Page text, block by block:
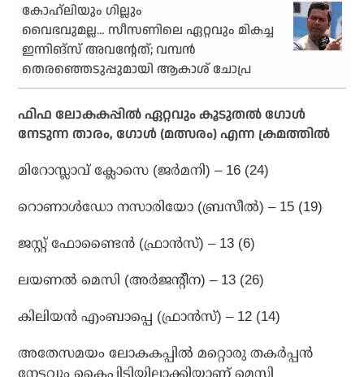
കോഹ്‌ലിയും ഗില്ലും
വൈഭവുമല്ല… സീസണിലെ ഏറ്റവും മികച്ച
ഇന്നിങ്‌സ് അവന്റേത്; വമ്പന്‍
തെരഞ്ഞെടുപ്പുമായി ആകാശ് ചോപ്ര
ഫിഫ ലോകകപ്പില്‍ ഏറ്റവും കൂടുതല്‍ ഗോള്‍
നേടുന്ന താരം, ഗോള്‍ (മത്സരം) എന്ന ക്രമത്തില്‍
മിറോസ്ലാവ് ക്ലോസെ (ജര്‍മനി) – 16 (24)
റൊണാള്‍ഡോ നസാരിയോ (ബ്രസീല്‍) – 15 (19)
ജസ്റ്റ് ഫോണ്ടൈന്‍ (ഫ്രാന്‍സ്) – 13 (6)
ലയണല്‍ മെസി (അര്‍ജന്റീന) – 13 (26)
കിലിയന്‍ എംബാപ്പെ (ഫ്രാന്‍സ്) – 12 (14)
അതേസമയം ലോകകപ്പില്‍ മറ്റൊരു തകര്‍പ്പന്‍
നേട്ടവും കൈപ്പിടിയിലാക്കിയാണ് മെസി